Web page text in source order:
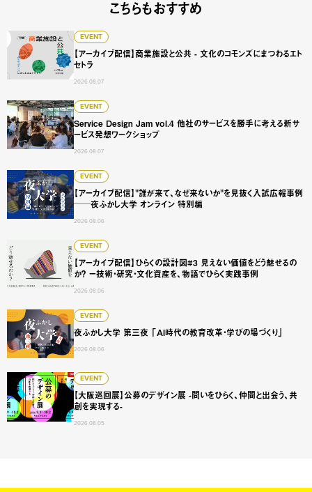
こちらもおすすめ
EVENT
【アーカイブ配信】商業施設と公共 - 文化のコモンズにまつわるエト
セトラ
2026.08.07
【アーカイブ配信】商業施設と公共 - 文化のコモンズにまつ
EVENT
Service Design Jam vol.4 他社のサービスを勝手に考える新サ
ービス発想ワークショップ
2026.08.07
Service Design Jam vol.4 他社のサービスを勝手に考える
EVENT
【アーカイブ配信】"誰が来て、なぜ来ないか"を見抜く入試広報事例
──夜ふかし大学 オンライン 特別編
2026.08.06
【アーカイブ配信】"誰が来て、なぜ来ないか"を見抜く入
EVENT
【アーカイブ配信】ひらくの設計図#3 見えない価値をどう魅せるの
か？ ー技術・研究・文化資産を、物語でひらく実践事例
2026.08.06
【アーカイブ配信】ひらくの設計図#3 見えない価値をどう
EVENT
夜ふかし大学 第三夜 「AI時代の教育改革・学びの場づくり」
2026.08.06
夜ふかし大学 第三夜 「AI時代の教育改革・学びの場づくり」
EVENT
【大阪巡回展】公募のデザイン展 -問いをひらく、仲間と出会う、共
創を実現する-
2026.08.05
【大阪巡回展】公募のデザイン展 -問いをひらく、仲間と出